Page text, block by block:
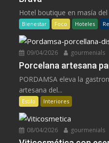
Hotel boutique en masía del
Bienestar Foco Hoteles
09/04/2026 gourmenials
Porcelana artesana
PORDAMSA eleva la
artesana del...
Estilo Interiores
08/04/2026 gourmenials